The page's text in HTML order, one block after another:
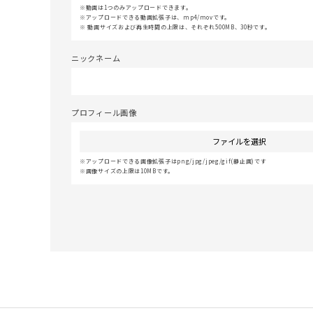
動画は1つのみアップロードできます。
アップロードできる動画拡張子は、mp4/movです。
動画サイズおよび再生時間の上限は、それぞれ500MB、30秒です。
ニックネーム
プロフィール画像
ファイルを選択
アップロードできる画像拡張子はpng/jpg/jpeg/gif(静止画)です
画像サイズの上限は10MBです。